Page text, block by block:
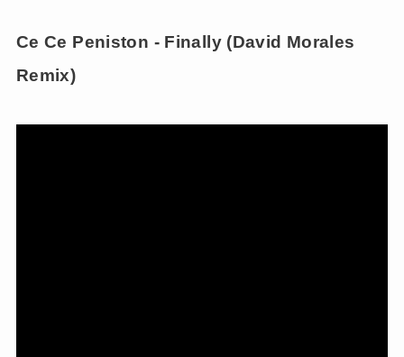
Ce Ce Peniston ‎- Finally (David Morales
Remix)